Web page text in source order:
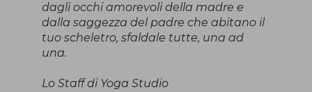
dagli occhi amorevoli della madre e
dalla saggezza del padre che abitano il
tuo scheletro, sfaldale tutte, una ad
una.
Lo Staff di Yoga Studio